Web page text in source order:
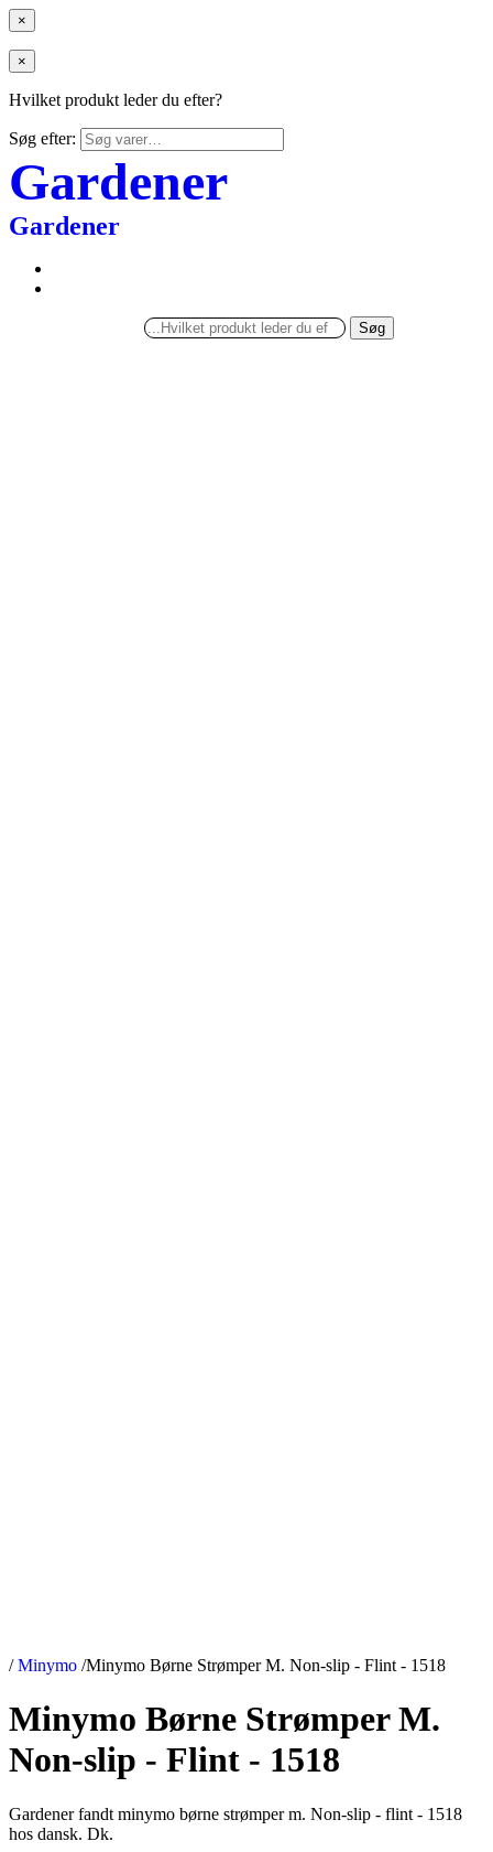
×
×
Hvilket produkt leder du efter?
Søg efter:
Gardener
Gardener
Søg
/ Minymo /Minymo Børne Strømper M. Non-slip - Flint - 1518
Minymo Børne Strømper M.
Non-slip - Flint - 1518
Gardener fandt minymo børne strømper m. Non-slip - flint - 1518
hos dansk. Dk.